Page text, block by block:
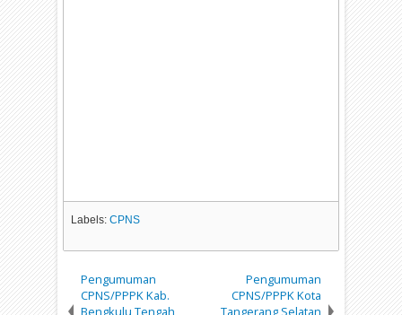
Labels:CPNS
Pengumuman
CPNS/PPPK Kab.
Bengkulu Tengah
Pengumuman
CPNS/PPPK Kota
Tangerang Selatan